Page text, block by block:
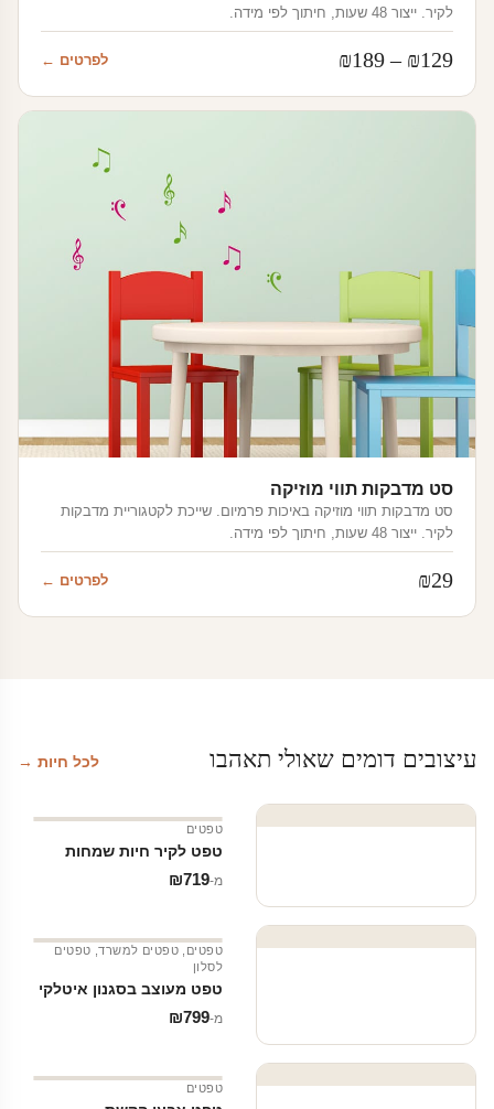
לקיר. ייצור 48 שעות, חיתוך לפי מידה.
₪129
–
₪189
מחירים:
לפרטים ←
סט מדבקות תווי מוזיקה
סט מדבקות תווי מוזיקה באיכות פרמיום. שייכת לקטגוריית מדבקות
לקיר. ייצור 48 שעות, חיתוך לפי מידה.
₪29 לפרטים ←
עיצובים דומים שאולי תאהבו לכל חיות →
טפטים
טפט לקיר חיות שמחות
מ‑ ₪719
טפטים טפטים למשרד, טפטים
לסלון
טפט מעוצב בסגנון איטלקי
מ‑ ₪799
טפטים